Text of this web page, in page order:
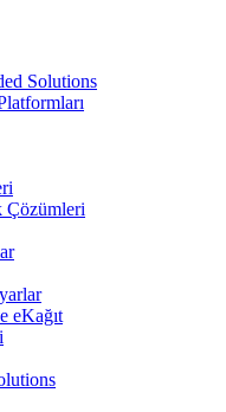
Solutions
Çözümleri
eKağıt